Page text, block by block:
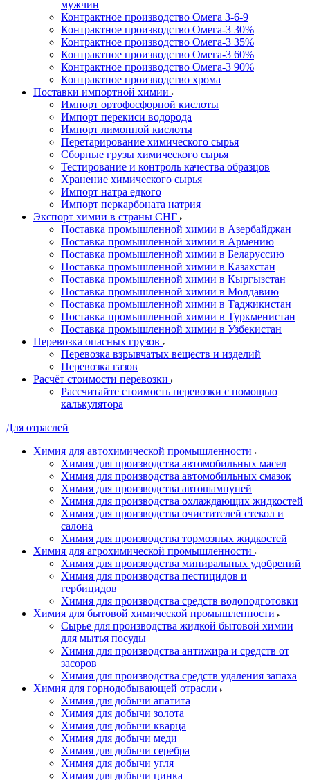
мужчин
Контрактное производство Омега 3-6-9
Контрактное производство Омега-3 30%
Контрактное производство Омега-3 35%
Контрактное производство Омега-3 60%
Контрактное производство Омега-3 90%
Контрактное производство хрома
Поставки импортной химии
Импорт ортофосфорной кислоты
Импорт перекиси водорода
Импорт лимонной кислоты
Перетарирование химического сырья
Сборные грузы химического сырья
Тестирование и контроль качества образцов
Хранение химического сырья
Импорт натра едкого
Импорт перкарбоната натрия
Экспорт химии в страны СНГ
Поставка промышленной химии в Азербайджан
Поставка промышленной химии в Армению
Поставка промышленной химии в Беларуссию
Поставка промышленной химии в Казахстан
Поставка промышленной химии в Кыргызстан
Поставка промышленной химии в Молдавию
Поставка промышленной химии в Таджикистан
Поставка промышленной химии в Туркменистан
Поставка промышленной химии в Узбекистан
Перевозка опасных грузов
Перевозка взрывчатых веществ и изделий
Перевозка газов
Расчёт стоимости перевозки
Рассчитайте стоимость перевозки с помощью
калькулятора
Для отраслей
Химия для автохимической промышленности
Химия для производства автомобильных масел
Химия для производства автомобильных смазок
Химия для производства автошампуней
Химия для производства охлаждающих жидкостей
Химия для производства очистителей стекол и
салона
Химия для производства тормозных жидкостей
Химия для агрохимической промышленности
Химия для производства миниральных удобрений
Химия для производства пестицидов и
гербицидов
Химия для производства средств водоподготовки
Химия для бытовой химической промышленности
Сырье для производства жидкой бытовой химии
для мытья посуды
Химия для производства антижира и средств от
засоров
Химия для производства средств удаления запаха
Химия для горнодобывающей отрасли
Химия для добычи апатита
Химия для добычи золота
Химия для добычи кварца
Химия для добычи меди
Химия для добычи серебра
Химия для добычи угля
Химия для добычи цинка